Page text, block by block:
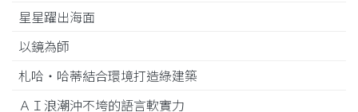
星星躍出海面
以鏡為師
札哈‧哈蒂結合環境打造綠建築
ＡＩ浪潮沖不垮的語言軟實力